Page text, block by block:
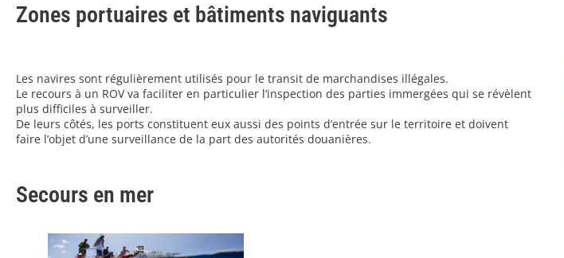
Zones portuaires et bâtiments naviguants
Les navires sont régulièrement utilisés pour le transit de marchandises illégales.
Le recours à un ROV va faciliter en particulier l’inspection des parties immergées qui se révèlent
plus difficiles à surveiller.
De leurs côtés, les ports constituent eux aussi des points d’entrée sur le territoire et doivent
faire l’objet d’une surveillance de la part des autorités douanières.
Secours en mer